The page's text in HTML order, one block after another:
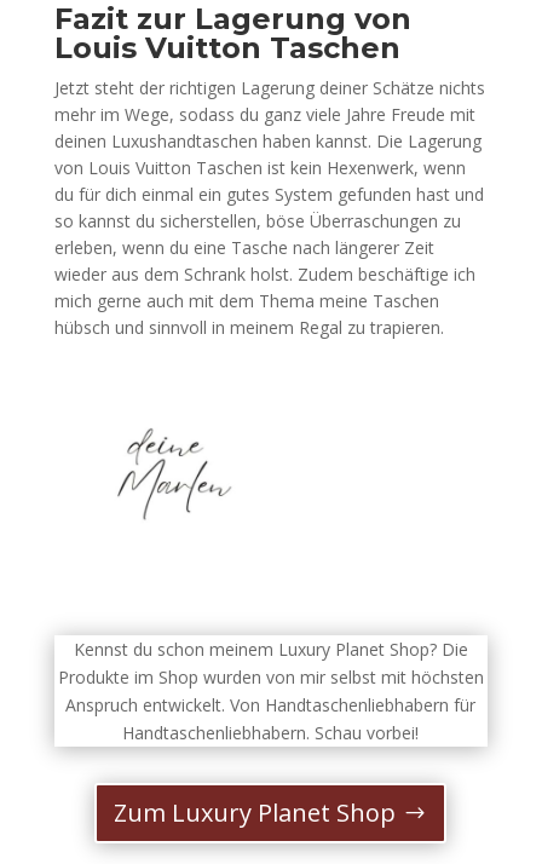
Fazit zur Lagerung von
Louis Vuitton Taschen
Jetzt steht der richtigen Lagerung deiner Schätze nichts
mehr im Wege, sodass du ganz viele Jahre Freude mit
deinen Luxushandtaschen haben kannst. Die Lagerung
von Louis Vuitton Taschen ist kein Hexenwerk, wenn
du für dich einmal ein gutes System gefunden hast und
so kannst du sicherstellen, böse Überraschungen zu
erleben, wenn du eine Tasche nach längerer Zeit
wieder aus dem Schrank holst. Zudem beschäftige ich
mich gerne auch mit dem Thema meine Taschen
hübsch und sinnvoll in meinem Regal zu trapieren.
Kennst du schon meinem Luxury Planet Shop? Die
Produkte im Shop wurden von mir selbst mit höchsten
Anspruch entwickelt. Von Handtaschenliebhabern für
Handtaschenliebhabern. Schau vorbei!
Zum Luxury Planet Shop